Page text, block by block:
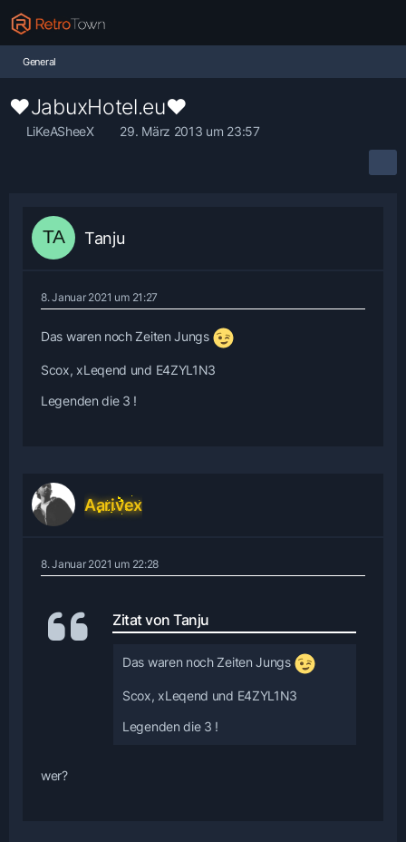
General
♥JabuxHotel.eu♥
LiKeASheeX 29. März 2013 um 23:57
Tanju
8. Januar 2021 um 21:27
Das waren noch Zeiten Jungs
Scox, xLeqend und E4ZYL1N3
Legenden die 3 !
Aarivex
8. Januar 2021 um 22:28
Zitat von Tanju
Das waren noch Zeiten Jungs
Scox, xLeqend und E4ZYL1N3
Legenden die 3 !
wer?